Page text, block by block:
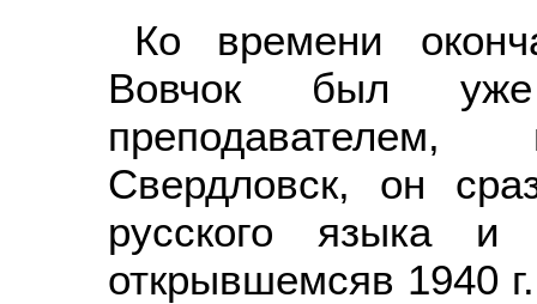
Ко времени
Вовчок был уже
Свердловск, он
русского языка и
открывшемсяв 1940